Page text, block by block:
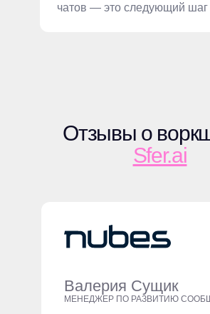
чатов — это следующий шаг
Отзывы о
Sfer.ai
Валерия Сущик
МЕНЕДЖЕР ПО РАЗВИТИЮ